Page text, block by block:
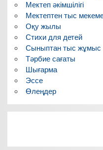
Мектеп әкімшілігі
Мектептен тыс
Оқу жылы
Стихи для детей
Сыныптан тыс жұмыс
Тәрбие сағаты
Шығарма
Эссе
Өлеңдер